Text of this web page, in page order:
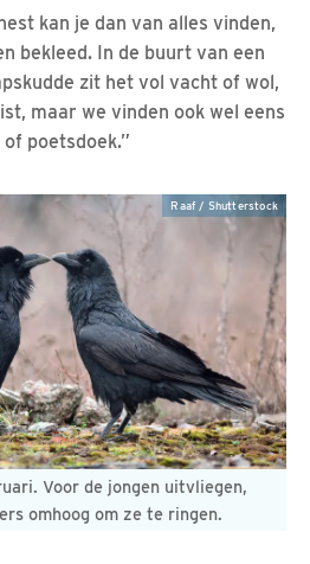
kan je dan van alles vinden,
bekleed. In de buurt van een
zit het vol vacht of wol,
maar we vinden ook wel eens
poetsdoek.”
Voor de jongen uitvliegen,
omhoog om ze te ringen.
Raaf / Shutterstock